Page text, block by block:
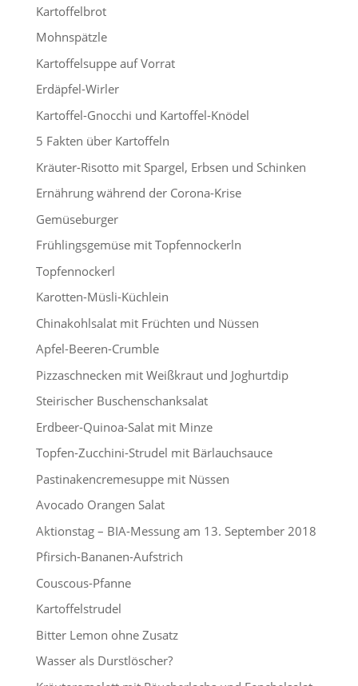
Kartoffelbrot
Mohnspätzle
Kartoffelsuppe auf Vorrat
Erdäpfel-Wirler
Kartoffel-Gnocchi und Kartoffel-Knödel
5 Fakten über Kartoffeln
Kräuter-Risotto mit Spargel, Erbsen und Schinken
Ernährung während der Corona-Krise
Gemüseburger
Frühlingsgemüse mit Topfennockerln
Topfennockerl
Karotten-Müsli-Küchlein
Chinakohlsalat mit Früchten und Nüssen
Apfel-Beeren-Crumble
Pizzaschnecken mit Weißkraut und Joghurtdip
Steirischer Buschenschanksalat
Erdbeer-Quinoa-Salat mit Minze
Topfen-Zucchini-Strudel mit Bärlauchsauce
Pastinakencremesuppe mit Nüssen
Avocado Orangen Salat
Aktionstag – BIA-Messung am 13. September 2018
Pfirsich-Bananen-Aufstrich
Couscous-Pfanne
Kartoffelstrudel
Bitter Lemon ohne Zusatz
Wasser als Durstlöscher?